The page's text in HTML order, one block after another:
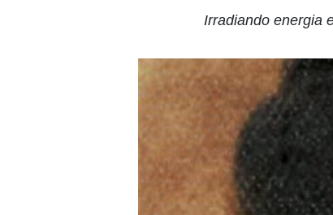
Irradiando energia